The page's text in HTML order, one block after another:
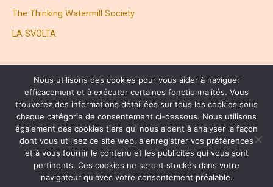
The Thinking Watermill Society
LA SVOLTA
® HENRI JOLI PARTNERS LTD. ALL RIGHTS RESERVED
Copyright © 2026 Henri Joli | 周易
Nous utilisons des cookies pour vous aider à naviguer
efficacement et à exécuter certaines fonctionnalités. Vous
trouverez des informations détaillées sur tous les cookies sous
chaque catégorie de consentement ci-dessous. Nous utilisons
également des cookies tiers qui nous aident à analyser la façon
dont vous utilisez ce site web, à enregistrer vos préférences
et à vous fournir le contenu et les publicités qui vous sont
pertinents. Ces cookies ne seront stockés dans votre
navigateur qu'avec votre consentement préalable.